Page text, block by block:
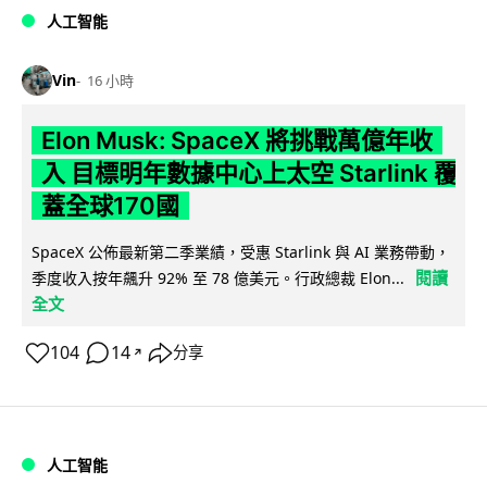
人工智能
Vin 16 小時
Elon Musk: SpaceX 將挑戰萬億年收
入 目標明年數據中心上太空 Starlink 覆
蓋全球170國
SpaceX 公佈最新第二季業績，受惠 Starlink 與 AI 業務帶動，
季度收入按年飆升 92% 至 78 億美元。行政總裁 Elon...
閱讀
全文
104 14 ↗ 分享
人工智能